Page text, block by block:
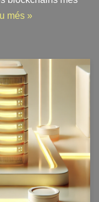
més »